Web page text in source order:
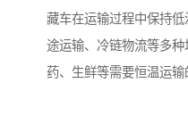
藏车在运输过程中保持
途运输、冷链物流等多
药、生鲜等需要恒温运输